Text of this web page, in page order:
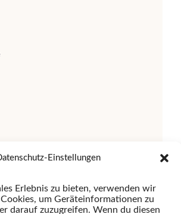
Einstellungen
Erlebnis zu bieten, verwenden wir
um Geräteinformationen zu
darauf zuzugreifen. Wenn du diesen